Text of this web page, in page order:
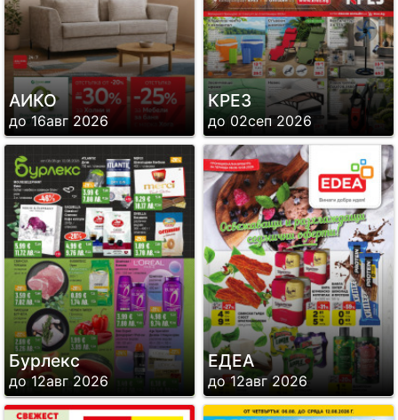
АИКО
до 16авг 2026
КРЕЗ
до 02сеп 2026
Бурлекс
до 12авг 2026
ЕДЕА
до 12авг 2026